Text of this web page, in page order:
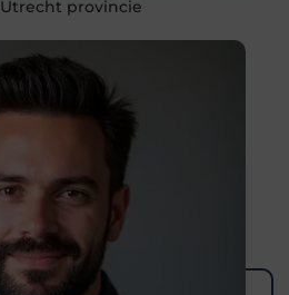
Utrecht provincie